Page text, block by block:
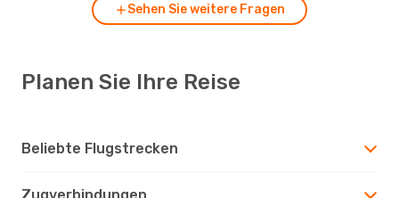
Sehen Sie weitere Fragen
Planen Sie Ihre Reise
Beliebte Flugstrecken